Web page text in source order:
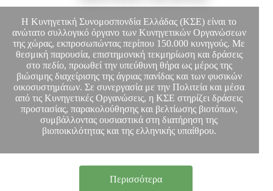
Η Κυνηγετική Συνομοσπονδία Ελλάδας (ΚΣΕ) είναι το
ανώτατο συλλογικό όργανο των Κυνηγετικών Οργανώσεων
της χώρας, εκπροσωπώντας περίπου 150.000 κυνηγούς. Με
θεσμική παρουσία, επιστημονική τεκμηρίωση και δράσεις
στο πεδίο, προωθεί την υπεύθυνη θήρα ως μέρος της
βιώσιμης διαχείρισης της άγριας πανίδας και των φυσικών
οικοσυστημάτων. Σε συνεργασία με την Πολιτεία και μέσα
από τις Κυνηγετικές Οργανώσεις, η ΚΣΕ στηρίζει δράσεις
προστασίας, παρακολούθησης και βελτίωσης βιοτόπων,
συμβάλλοντας ουσιαστικά στη διατήρηση της
βιοποικιλότητας και της ελληνικής υπαίθρου.
Περισσότερα